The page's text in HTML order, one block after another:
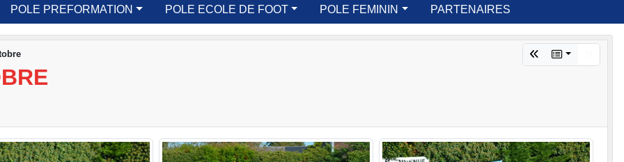
POLE PREFORMATION POLE ECOLE DE FOOT POLE FEMININ PARTENAIRES